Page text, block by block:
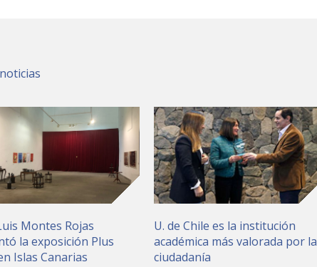
Montes Rojas
la exposición Plus
Islas Canarias
U. de Chile es la institución
académica más valorada por la
ciudadanía